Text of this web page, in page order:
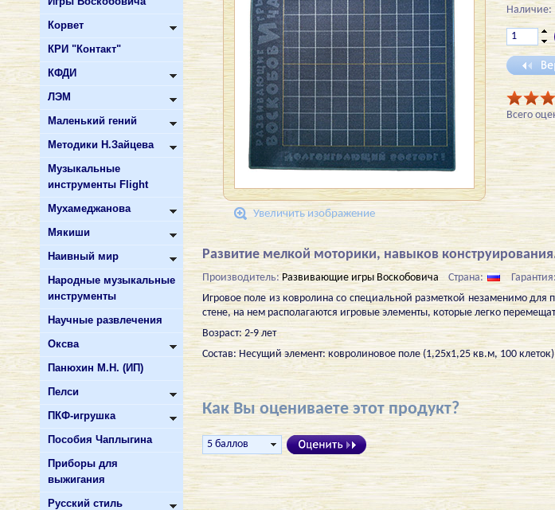
Корвет
КРИ "Контакт"
КФДИ
ЛЭМ
Маленький гений
Методики Н.Зайцева
Музыкальные
инструменты Flight
Мухамеджанова
Мякиши
Наивный мир
Народные музыкальные
инструменты
Научные развлечения
Оксва
Панюхин М.Н. (ИП)
Пелси
ПКФ-игрушка
Пособия Чаплыгина
Приборы для
выжигания
Русский стиль
Увеличить изображение
Наличие:
Всего
Развитие мелкой моторики, навыков
Производитель:Развивающие игры Воскобовича Страна:
Игровое поле из ковролина со специальной разметкой незаменимо
стене, на нем располагаются игровые элементы, которые легко
Возраст: 2-9 лет
Состав: Несущий элемент: ковролиновое поле (1,25х1,25 кв.м, 100 клеток)
Как Вы оцениваете этот продукт?